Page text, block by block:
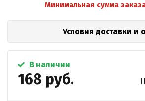
Минимальная сумма
Условия доставки и
В наличии
168 руб.